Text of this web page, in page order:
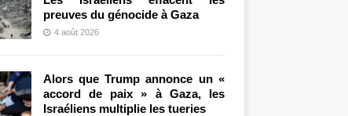
preuves du génocide à Gaza
4 août 2026
Alors que Trump annonce un «
accord de paix » à Gaza, les
Israéliens multiplie les tueries